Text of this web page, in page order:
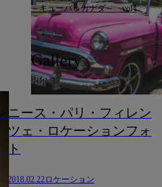
～キューバ＆カナダ～ vol4
Gallery
ニース・パリ・フィレン
ツェ・ロケーションフォ
ト
2018.02.22 ロケーション